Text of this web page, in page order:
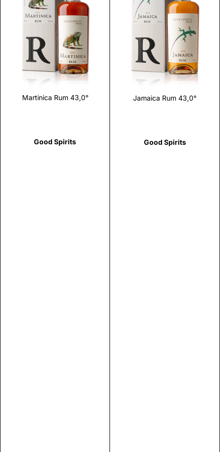
Martinica Rum 43,0°
Good Spirits
Scopri
Jamaica Rum 43,0°
Good Spirits
Scopri